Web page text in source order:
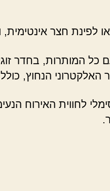
לפינת חצר
כל המותרות, בחדר
האלקטרוני הנחוץ,
לחווית האירוח